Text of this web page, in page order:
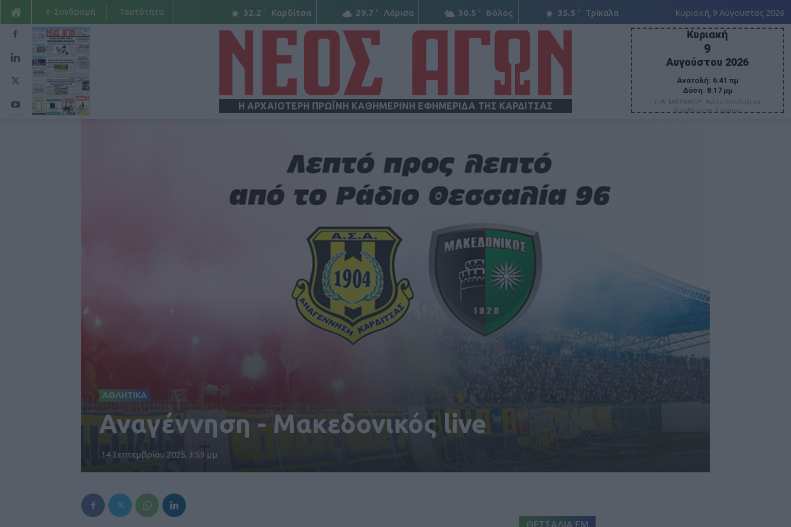
32.2 C Καρδίτσα 29.7 C Λάρισα 30.5 C Βόλος 35.5 C Τρίκαλα Κυριακή, 9 Αύγουστος 2026
e-Συνδρομή Ταυτότητα
Η ΑΡΧΑΙΟΤΕΡΗ ΠΡΩΪΝΗ ΚΑΘΗΜΕΡΙΝΗ ΕΦΗΜΕΡΙΔΑ ΤΗΣ ΚΑΡΔΙΤΣΑΣ
Κυριακή
9
Αυγούστου 2026
Ανατολή: 6:41 πμ
Δύση: 8:17 μμ
+ ΙΑ' ΜΑΤΘΑΙΟΥ. Αγίου Μανδηλίου,
Τιμοθέου επ. Ευρίπου
ΑΘΛΗΤΙΚΑ
Αναγέννηση - Μακεδονικός live
14 Σεπτεμβρίου 2025, 3:59 μμ
ΘΕΣΣΑΛΙΑ FM